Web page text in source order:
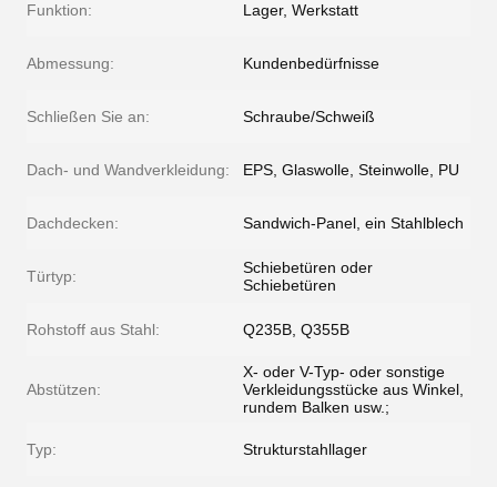
Funktion: Lager, Werkstatt
Abmessung: Kundenbedürfnisse
Schließen Sie an: Schraube/Schweiß
Dach- und Wandverkleidung: EPS, Glaswolle, Steinwolle, PU
Dachdecken: Sandwich-Panel, ein Stahlblech
Türtyp:
Schiebetüren oder
Schiebetüren
Rohstoff aus Stahl: Q235B, Q355B
Abstützen:
X- oder V-Typ- oder sonstige
Verkleidungsstücke aus Winkel,
rundem Balken usw.;
Typ: Strukturstahllager